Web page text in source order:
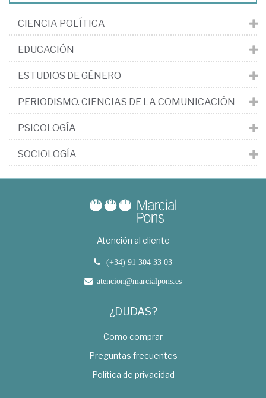
CIENCIA POLÍTICA
EDUCACIÓN
ESTUDIOS DE GÉNERO
PERIODISMO. CIENCIAS DE LA COMUNICACIÓN
PSICOLOGÍA
SOCIOLOGÍA
Atención al cliente
(+34) 91 304 33 03
atencion@marcialpons.es
¿DUDAS?
Como comprar
Preguntas frecuentes
Política de privacidad